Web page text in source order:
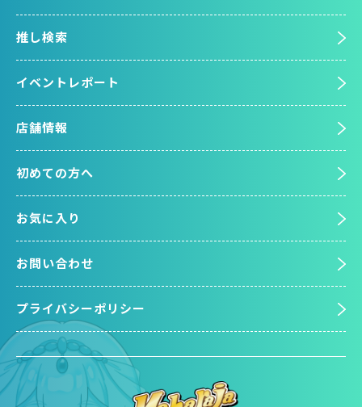
推し検索
イベントレポート
店舗情報
初めての方へ
お気に入り
お問い合わせ
プライバシーポリシー